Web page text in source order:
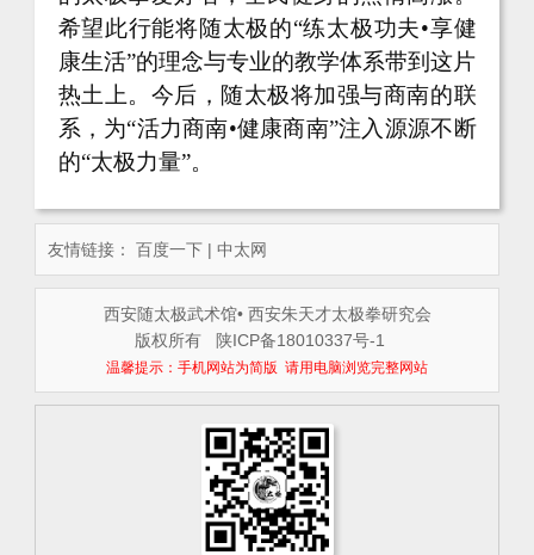
希望此行能将随太极的“练太极功夫•享健
康生活”的理念与专业的教学体系带到这片
热土上。今后，随太极将加强与商南的联
系，为“活力商南•健康商南”注入源源不断
的“太极力量”。
友情链接： 百度一下 | 中太网
西安随太极武术馆• 西安朱天才太极拳研究会
版权所有
陕ICP备18010337号-1
温馨提示：手机网站为简版 请用电脑浏览完整网站